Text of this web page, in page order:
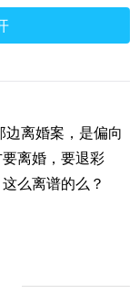
离婚案，是偏向
离婚，要退彩
么离谱的么？